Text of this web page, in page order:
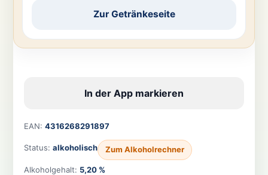
Zur Getränkeseite
In der App markieren
EAN: 4316268291897
Status: alkoholisch Zum Alkoholrechner
Alkoholgehalt: 5,20 %